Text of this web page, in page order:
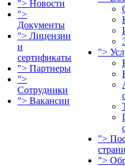
"> Новости
">
Документы
"> Лицензии
и
сертификаты
"> Партнеры
">
Сотрудники
"> Вакансии
">
">
">